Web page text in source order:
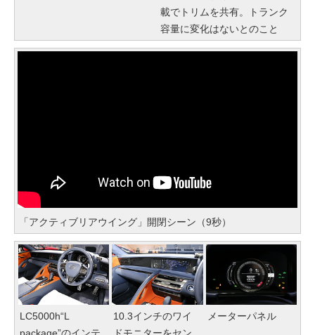
載でトリムを共有。トランク
容量に変化はないとのこと
「アクティブリアウイング」開閉シーン（9秒）
LC5000h“L
10.3インチのワイ
メーターパネル